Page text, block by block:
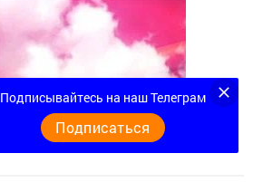
Подписывайтесь на наш Телеграм
Подписаться